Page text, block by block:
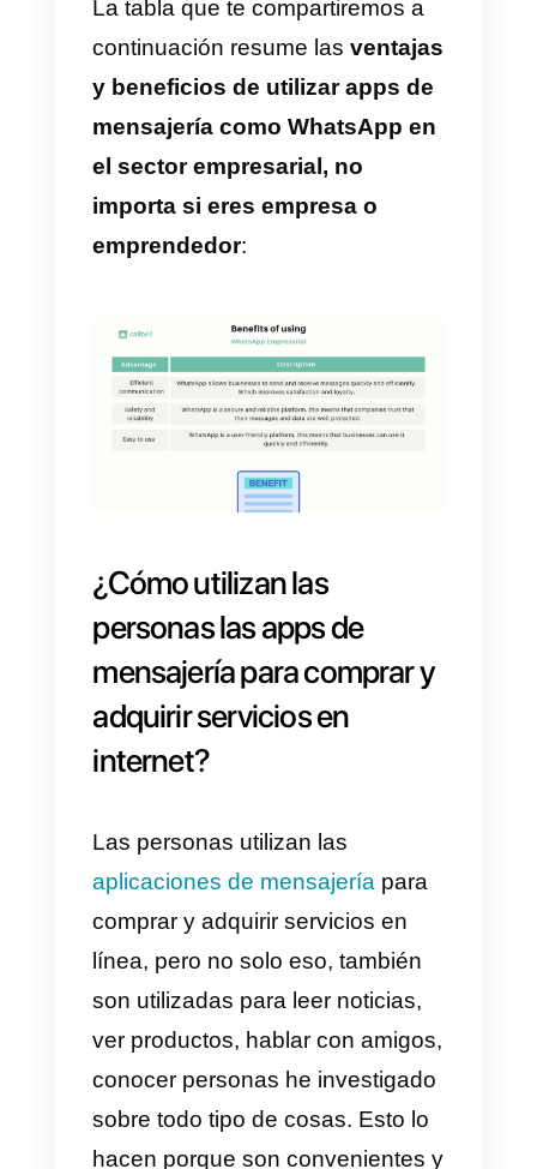
servicios.
d) Anuncios
Generalmente, las personas ven
de forma más sencilla los
anuncios compartidos en
Importancia y beneficios
de usar WhatsApp en tu
empresa
WhatsApp Empresarial
sumamente confiable y seguro,
los desarrolladores de esta
empresa han puesto foco en la
estar plenamente tranquilas de
que la información recopilada
dentro de la app es confidencial.
Por lo tanto, este es un gran
beneficio de esta plataforma, así
como lo es la rapidez de
comunicación, los distintos tipos